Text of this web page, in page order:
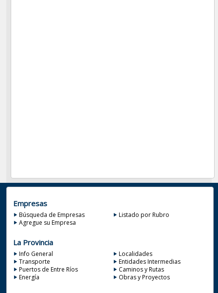
Empresas
Búsqueda de Empresas
Listado por Rubro
Agregue su Empresa
La Provincia
Info General
Localidades
Transporte
Entidades Intermedias
Puertos de Entre Ríos
Caminos y Rutas
Energía
Obras y Proyectos